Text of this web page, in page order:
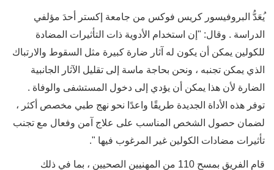
يعَدُّ البروفيسور كريس فوكس من جامعة إكستر أحدَ مؤلفي
الدراسة . وقال: "إن استخدام الأدوية ذات التأثيرات المضادة
للكولين يمكن أن يكون له آثار ضارة كبيرة مثل السقوط والارتباك
الذي يمكن تجنبه ، ونحن بحاجة ماسة إلى تقليل الآثار الجانبية
الضارة لأن هذا يمكن أن يؤدي إلى دخول المستشفى والوفاة .
توفر هذه الأداة الجديدة طريقًا واعدًا نحو نهج طبي مخصص أكثر ،
لضمان حصول الشخص المناسب على علاج آمن وفعال مع تجنب
تأثيرات مضادات الكولين غير المرغوب فيها ".
قام الفريق بمسح 110 من المهنيين الصحيين ، بما في ذلك